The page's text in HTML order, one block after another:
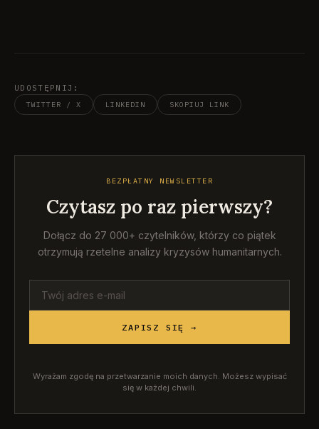
UDOSTĘPNIJ:
TWITTER / X LINKEDIN SKOPIUJ LINK
BEZPŁATNY NEWSLETTER
Czytasz po raz pierwszy?
Dołącz do 27 000+ czytelników, którzy co piątek
otrzymują rzetelne analizy kryzysów humanitarnych.
ZAPISZ SIĘ →
Wyrażam zgodę na przetwarzanie moich danych. Możesz wypisać
się w każdej chwili.